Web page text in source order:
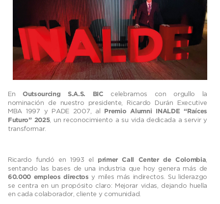
En Outsourcing S.A.S. BIC
celebramos con orgullo la
nominación de nuestro presidente, Ricardo Durán Executive
MBA 1997 y PADE 2007, al
Premio Alumni INALDE “Raíces
Futuro” 2025, un reconocimiento a su vida dedicada a servir y
transformar.
Ricardo fundó en 1993 el primer Call Center de Colombia
sentando las bases de una industria que hoy genera más de
60.000 empleos directos y miles más indirectos. Su liderazgo
se centra en un propósito claro: Mejorar vidas, dejando huella
en cada colaborador, cliente y comunidad.